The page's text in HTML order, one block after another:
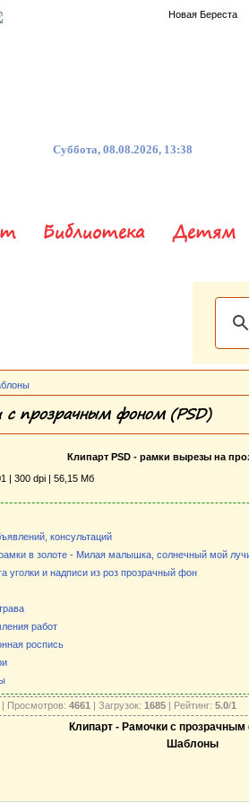
Суббота, 08.08.2026, 13:38
Библиотека Детям
прозрачным фоном (PSD)
Клипарт PSD - рамки вырезы на
| 300 dpi | 56,15 Мб
консультаций
в золоте - Милая малышка, солнечный мой
уголки и надписи из роз прозрачный фон
работ
роспись
| Просмотров: 4661 | Загрузок: 1685 | Рейтинг: 5.0/1
Клипарт - Рамочки с
Шаблоны